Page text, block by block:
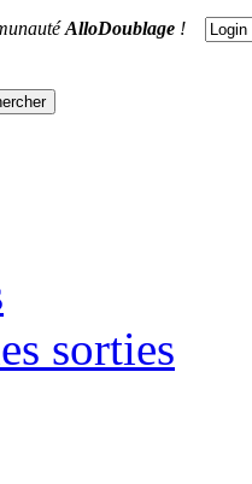
AlloDoublage !
sorties